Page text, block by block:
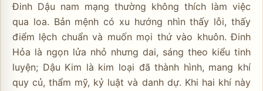
Đinh Dậu nam mạng thường không thích làm việc
qua loa. Bản mệnh có xu hướng nhìn thấy lỗi, thấy
điểm lệch chuẩn và muốn mọi thứ vào khuôn. Đinh
Hỏa là ngọn lửa nhỏ nhưng dai, sáng theo kiểu tinh
luyện; Dậu Kim là kim loại đã thành hình, mang khí
quy củ, thẩm mỹ, kỷ luật và danh dự. Khi hai khí này